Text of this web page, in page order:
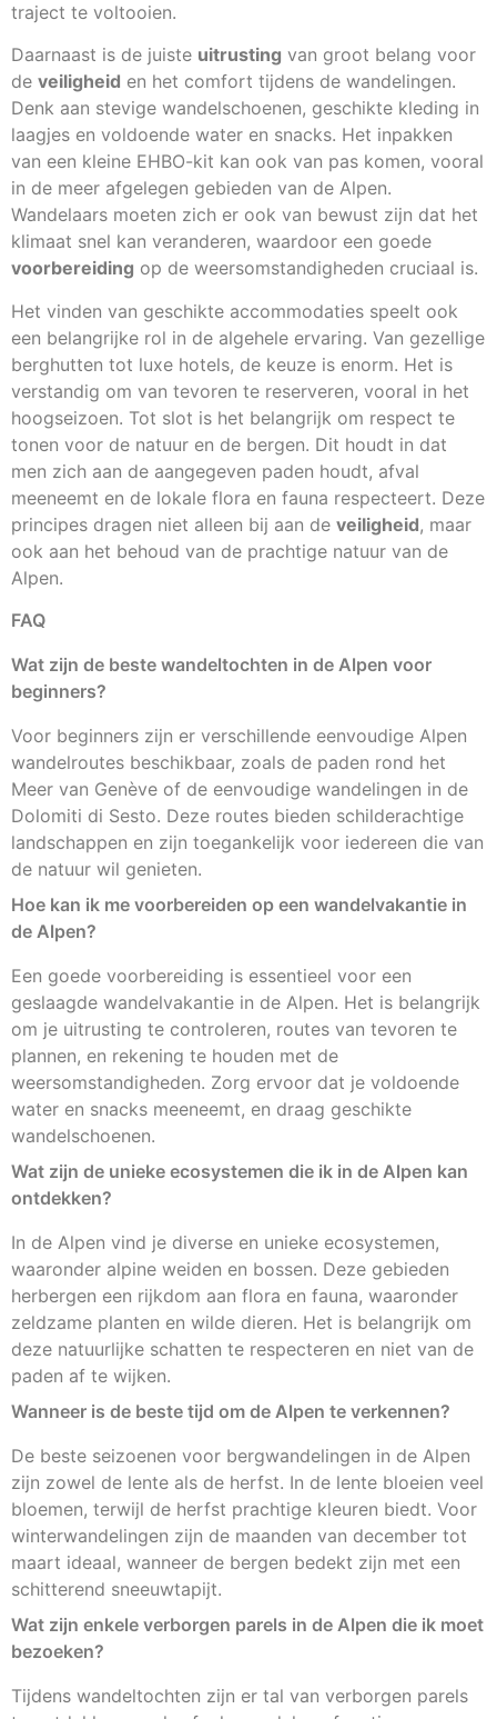
traject te voltooien.
Daarnaast is de juiste uitrusting van groot belang voor
de veiligheid en het comfort tijdens de wandelingen.
Denk aan stevige wandelschoenen, geschikte kleding in
laagjes en voldoende water en snacks. Het inpakken
van een kleine EHBO-kit kan ook van pas komen, vooral
in de meer afgelegen gebieden van de Alpen.
Wandelaars moeten zich er ook van bewust zijn dat het
klimaat snel kan veranderen, waardoor een goede
voorbereiding op de weersomstandigheden cruciaal is.
Het vinden van geschikte accommodaties speelt ook
een belangrijke rol in de algehele ervaring. Van gezellige
berghutten tot luxe hotels, de keuze is enorm. Het is
verstandig om van tevoren te reserveren, vooral in het
hoogseizoen. Tot slot is het belangrijk om respect te
tonen voor de natuur en de bergen. Dit houdt in dat
men zich aan de aangegeven paden houdt, afval
meeneemt en de lokale flora en fauna respecteert. Deze
principes dragen niet alleen bij aan de veiligheid, maar
ook aan het behoud van de prachtige natuur van de
Alpen.
FAQ
Wat zijn de beste wandeltochten in de Alpen voor
beginners?
Voor beginners zijn er verschillende eenvoudige Alpen
wandelroutes beschikbaar, zoals de paden rond het
Meer van Genève of de eenvoudige wandelingen in de
Dolomiti di Sesto. Deze routes bieden schilderachtige
landschappen en zijn toegankelijk voor iedereen die van
de natuur wil genieten.
Hoe kan ik me voorbereiden op een wandelvakantie in
de Alpen?
Een goede voorbereiding is essentieel voor een
geslaagde wandelvakantie in de Alpen. Het is belangrijk
om je uitrusting te controleren, routes van tevoren te
plannen, en rekening te houden met de
weersomstandigheden. Zorg ervoor dat je voldoende
water en snacks meeneemt, en draag geschikte
wandelschoenen.
Wat zijn de unieke ecosystemen die ik in de Alpen kan
ontdekken?
In de Alpen vind je diverse en unieke ecosystemen,
waaronder alpine weiden en bossen. Deze gebieden
herbergen een rijkdom aan flora en fauna, waaronder
zeldzame planten en wilde dieren. Het is belangrijk om
deze natuurlijke schatten te respecteren en niet van de
paden af te wijken.
Wanneer is de beste tijd om de Alpen te verkennen?
De beste seizoenen voor bergwandelingen in de Alpen
zijn zowel de lente als de herfst. In de lente bloeien veel
bloemen, terwijl de herfst prachtige kleuren biedt. Voor
winterwandelingen zijn de maanden van december tot
maart ideaal, wanneer de bergen bedekt zijn met een
schitterend sneeuwtapijt.
Wat zijn enkele verborgen parels in de Alpen die ik moet
bezoeken?
Tijdens wandeltochten zijn er tal van verborgen parels